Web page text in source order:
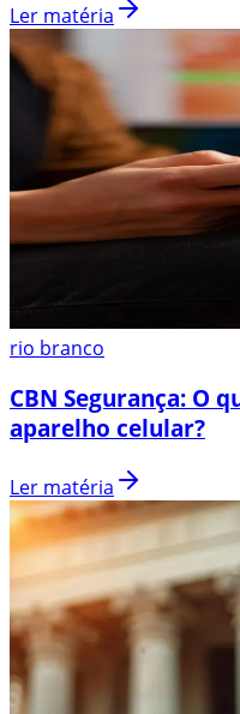
Ler matéria
rio branco
CBN Segurança: O
aparelho celular?
Ler matéria